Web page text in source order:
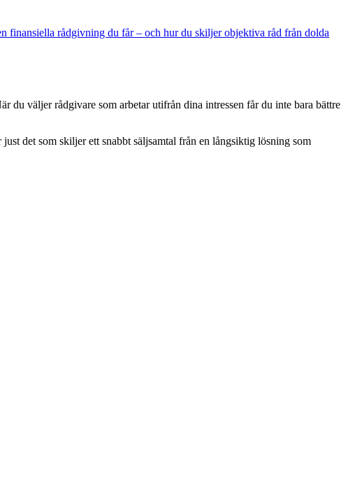
finansiella rådgivning du får – och hur du skiljer objektiva råd från dolda
du väljer rådgivare som arbetar utifrån dina intressen får du inte bara bättre
det som skiljer ett snabbt säljsamtal från en långsiktig lösning som